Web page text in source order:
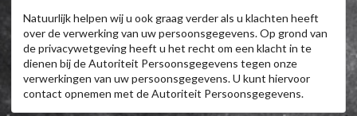
Natuurlijk helpen wij u ook graag verder als u klachten heeft
over de verwerking van uw persoonsgegevens. Op grond van
de privacywetgeving heeft u het recht om een klacht in te
dienen bij de Autoriteit Persoonsgegevens tegen onze
verwerkingen van uw persoonsgegevens. U kunt hiervoor
contact opnemen met de Autoriteit Persoonsgegevens.